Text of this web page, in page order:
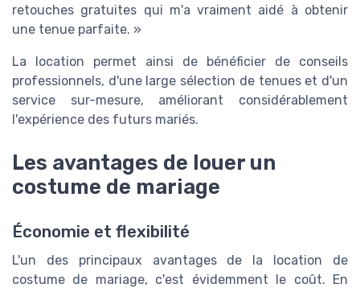
retouches gratuites qui m'a vraiment aidé à obtenir
une tenue parfaite. »
La location permet ainsi de bénéficier de conseils
professionnels, d'une large sélection de tenues et d'un
service sur-mesure, améliorant considérablement
l'expérience des futurs mariés.
Les avantages de louer un
costume de mariage
Économie et flexibilité
L'un des principaux avantages de la location de
costume de mariage, c'est évidemment le coût. En